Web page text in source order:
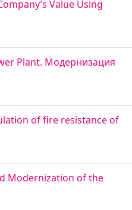
Value Using
Plant. Модернизация
of fire resistance of
Modernization of the